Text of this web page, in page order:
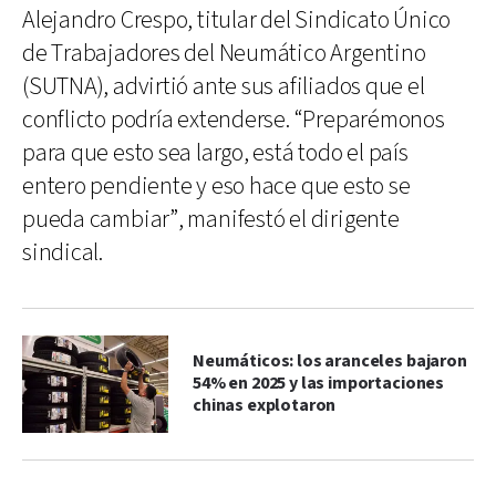
Alejandro Crespo, titular del Sindicato Único
de Trabajadores del Neumático Argentino
(SUTNA), advirtió ante sus afiliados que el
conflicto podría extenderse. “Preparémonos
para que esto sea largo, está todo el país
entero pendiente y eso hace que esto se
pueda cambiar”, manifestó el dirigente
sindical.
Neumáticos: los aranceles bajaron
54% en 2025 y las importaciones
chinas explotaron